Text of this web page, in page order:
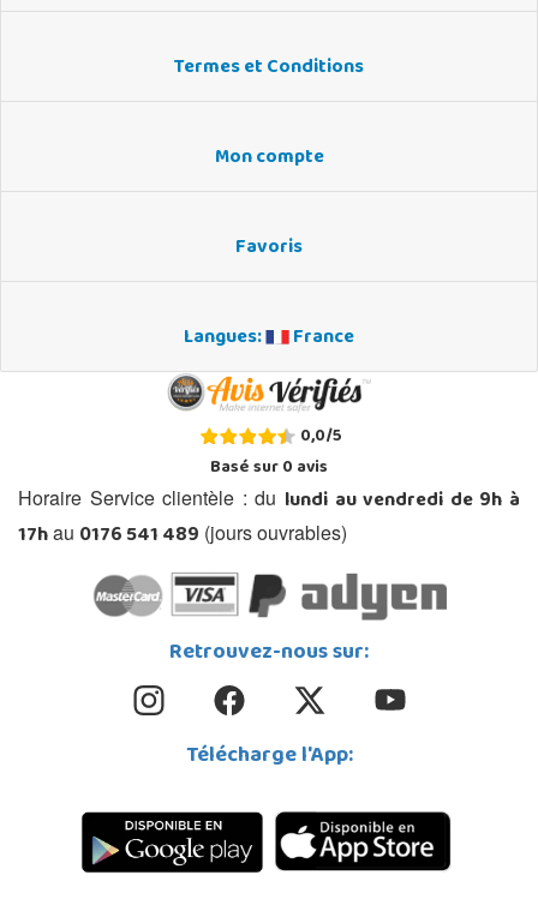
Termes et Conditions
Mon compte
Favoris
Langues: France
0,0/5
Basé sur0avis
Horaire Service clientèle : du lundi au vendredi de 9h à
17hau 0176 541 489 (jours ouvrables)
Retrouvez-nous sur:
Télécharge l'App: